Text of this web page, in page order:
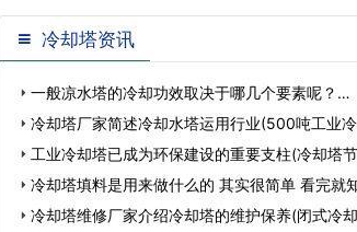
冷却塔资讯
一般凉水塔的冷却功效取决于哪几个要素呢？…
冷却塔厂家简述冷却水塔运用行业(500吨工业
家…工业冷却塔已成为环保建设的重要支柱(冷却塔
冷却塔填料是用来做什么的 其实很简单 看完就
有…冷却塔维修厂家介绍冷却塔的维护保养(闭式冷